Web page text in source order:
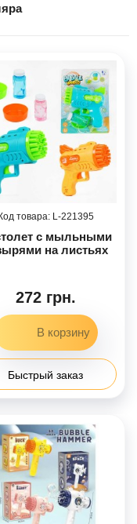
221395
с мыльными
на листьях
272 грн.
Быстрый заказ